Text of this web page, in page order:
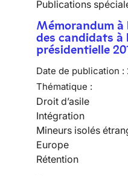
Publications
Mémorandum à
des candidats à
présidentielle
Date de publication :
Thématique :
Droit d’asile
Intégration
Mineurs isolés
Europe
Rétention